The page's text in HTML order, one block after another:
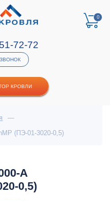
КРОВЛИ
0
72-72
—
(ПЭ-01-3020-0,5)
A
0,5)